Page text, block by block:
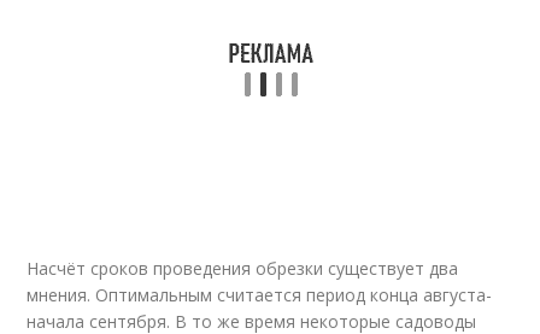
Насчёт сроков проведения обрезки существует два
мнения. Оптимальным считается период конца августа-
начала сентября. В то же время некоторые садоводы